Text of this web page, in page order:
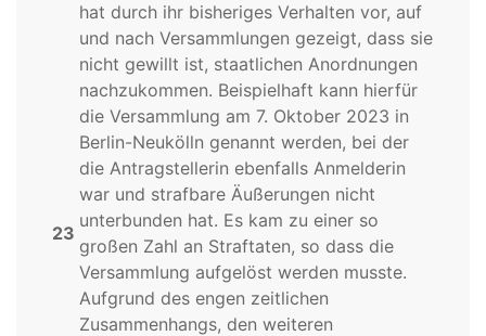
23
hat durch ihr bisheriges Verhalten vor, auf
und nach Versammlungen gezeigt, dass sie
nicht gewillt ist, staatlichen Anordnungen
nachzukommen. Beispielhaft kann hierfür
die Versammlung am 7. Oktober 2023 in
Berlin-Neukölln genannt werden, bei der
die Antragstellerin ebenfalls Anmelderin
war und strafbare Äußerungen nicht
unterbunden hat. Es kam zu einer so
großen Zahl an Straftaten, so dass die
Versammlung aufgelöst werden musste.
Aufgrund des engen zeitlichen
Zusammenhangs, den weiteren